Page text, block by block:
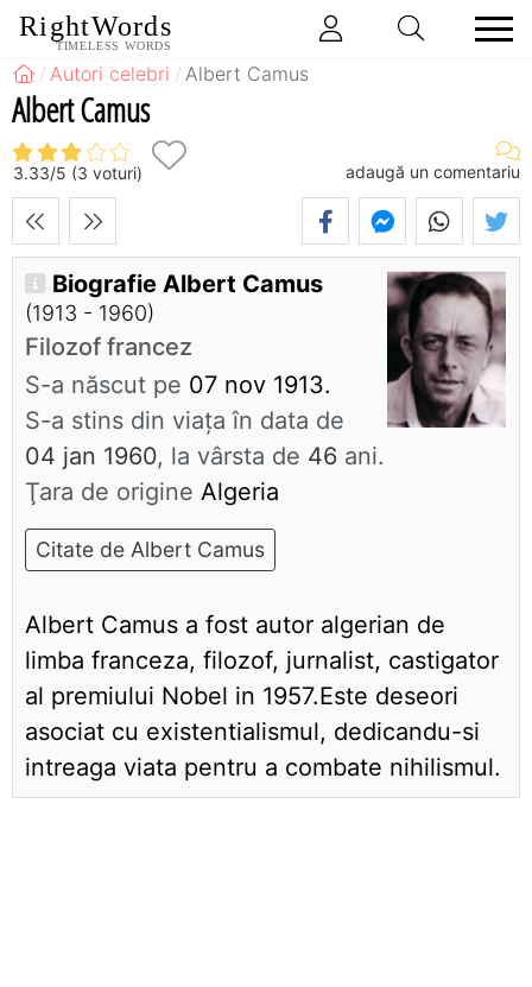
RightWords
TIMELESS WORDS
Autori celebri Albert Camus
Albert Camus
3.33/5 (3 voturi) adaugă un comentariu
Biografie Albert Camus
(1913 - 1960)
Filozof francez
S-a născut pe 07 nov 1913.
S-a stins din viaţa în data de
04 jan 1960, la vârsta de 46 ani.
Ţara de origine Algeria
Citate de Albert Camus
Albert Camus a fost autor algerian de
limba franceza, filozof, jurnalist, castigator
al premiului Nobel in 1957.Este deseori
asociat cu existentialismul, dedicandu-si
intreaga viata pentru a combate nihilismul.